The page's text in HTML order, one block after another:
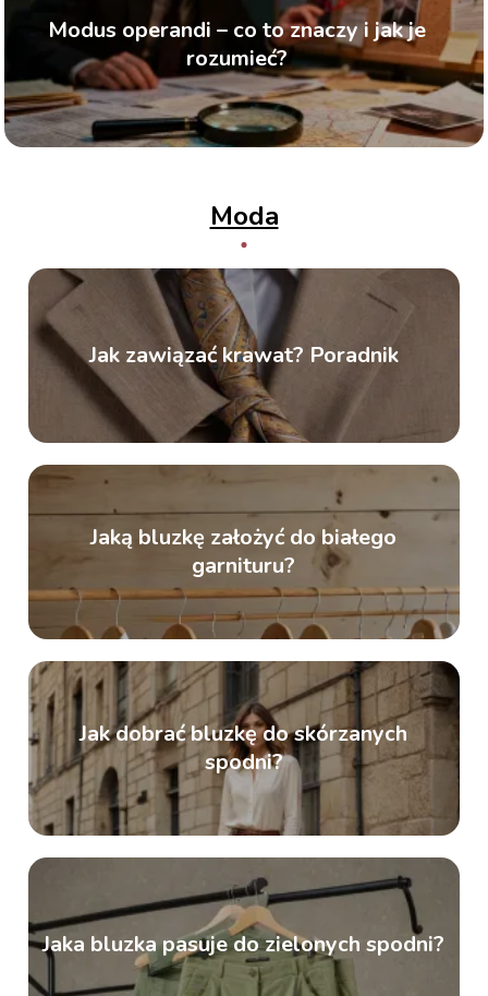
Modus operandi – co to znaczy i jak je
rozumieć?
Moda
Jak zawiązać krawat? Poradnik
Jaką bluzkę założyć do białego
garnituru?
Jak dobrać bluzkę do skórzanych
spodni?
Jaka bluzka pasuje do zielonych spodni?